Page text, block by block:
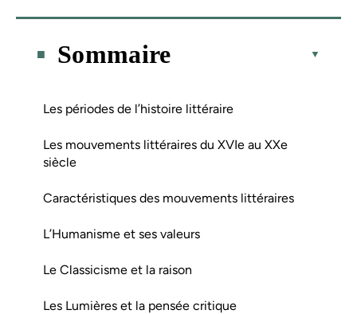
Sommaire
Les périodes de l’histoire littéraire
Les mouvements littéraires du XVIe au XXe
siècle
Caractéristiques des mouvements littéraires
L’Humanisme et ses valeurs
Le Classicisme et la raison
Les Lumières et la pensée critique